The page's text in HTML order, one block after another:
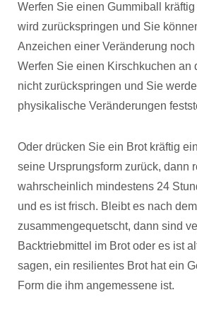
Werfen Sie einen Gummiball
wird zurückspringen und Sie
Anzeichen einer Veränderung
Werfen Sie einen Kirschkuchen an
nicht zurückspringen und Sie
physikalische Veränderungen
Oder drücken Sie ein Brot kräftig
seine Ursprungsform zurück, dann
wahrscheinlich mindestens 24
und es ist frisch. Bleibt es nach
zusammengequetscht, dann sind
Backtriebmittel im Brot oder es ist
sagen, ein resilientes Brot hat ein
Form die ihm angemessene ist.